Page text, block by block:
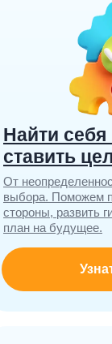
Найти себя
ставить
От
выбора. Поможем
стороны, развить
план на будущее.